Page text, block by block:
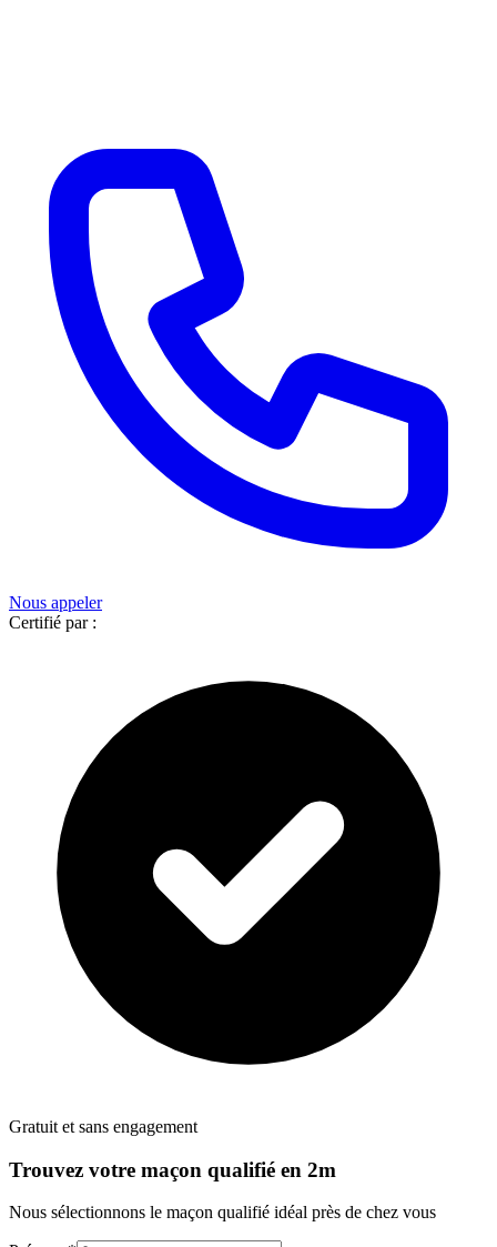
Nous appeler
Certifié par :
Gratuit et sans engagement
Trouvez votre maçon qualifié en 2m
Nous sélectionnons le maçon qualifié idéal près de chez vous